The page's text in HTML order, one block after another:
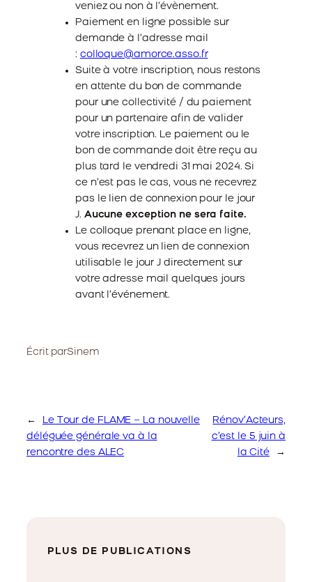
veniez ou non à l’évènement.
Paiement en ligne possible sur
demande à l’adresse mail
: colloque@amorce.asso.fr
Suite à votre inscription, nous restons
en attente du bon de commande
pour une collectivité / du paiement
pour un partenaire afin de valider
votre inscription. Le paiement ou le
bon de commande doit être reçu au
plus tard le vendredi 31 mai 2024. Si
ce n’est pas le cas, vous ne recevrez
pas le lien de connexion pour le jour
J. Aucune exception ne sera faite.
Le colloque prenant place en ligne,
vous recevrez un lien de connexion
utilisable le jour J directement sur
votre adresse mail quelques jours
avant l’événement.
Écrit parSinem
←
Le Tour de FLAME – La nouvelle
déléguée générale va à la
rencontre des ALEC
Rénov’Acteurs,
c’est le 5 juin à
la Cité
→
PLUS DE PUBLICATIONS